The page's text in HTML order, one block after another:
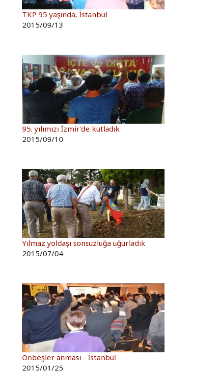
TKP 95 yaşında, İstanbul
2015/09/13
95. yılımızı İzmir'de kutladık
2015/09/10
Yılmaz yoldaşı sonsuzluğa uğurladık
2015/07/04
Onbeşler anması - İstanbul
2015/01/25